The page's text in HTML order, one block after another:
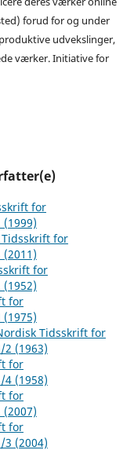
forud for og under
udvekslinger,
værker. Initiative for
for
for
for
for
Tidsskrift for
(1963)
for
(1958)
for
for
(2004)